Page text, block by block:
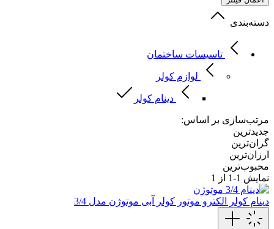
دسته‌بندی
تاسیسات ساختمان
لوازم کولر
دینام کولر
مرتب‌سازی بر اساس:
جدیدترین
گران‌ترین
ارزان‌ترین
محبوب‌ترین
نمایش 1-1 از 1
دینام کولر الکترو موتور کولر آبی موتوژن مدل 3/4